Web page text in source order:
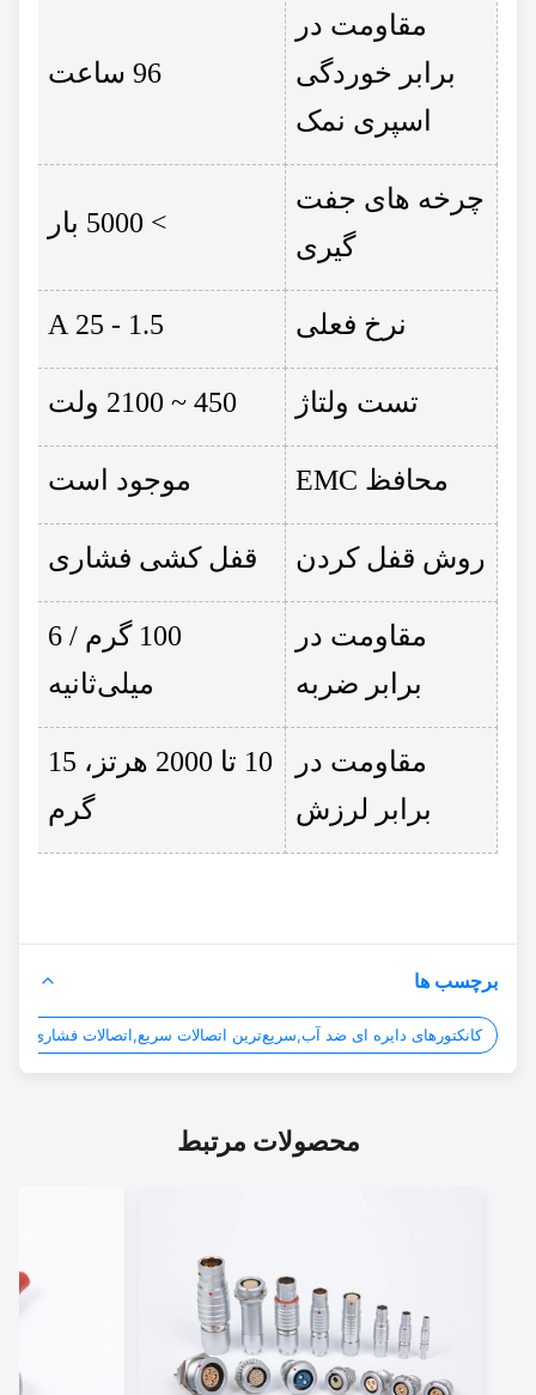
مقاومت در
برابر خوردگی
اسپری نمک
چرخه های جفت
گیری
نرخ فعلی
تست ولتاژ 450 ~ 2100 ولت
محافظ EMC موجود است
روش قفل کردن قفل کشی فشاری
مقاومت در
برابر ضربه
100 گرم / 6
میلی‌ثانیه
مقاومت در
برابر لرزش
10 تا 2000 هرتز، 15
گرم
برچسب ها
کانکتورهای دایره ای ضد آب,سریع‌ترین اتصالات سریع,اتصالات فشاری چرخشی
محصولات مرتبط